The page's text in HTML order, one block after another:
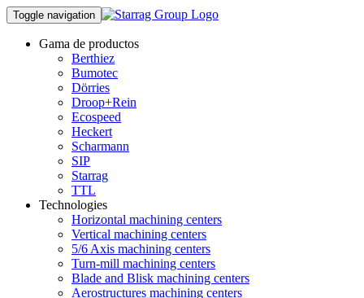
Toggle navigation
Gama de productos
Berthiez
Bumotec
Dörries
Droop+Rein
Ecospeed
Heckert
Scharmann
SIP
Starrag
TTL
Technologies
Horizontal machining centers
Vertical machining centers
5/6 Axis machining centers
Turn-mill machining centers
Blade and Blisk machining centers
Aerostructures machining centers